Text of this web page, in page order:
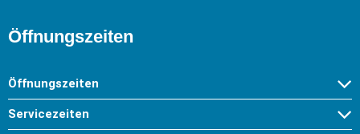
Öffnungszeiten
Öffnungszeiten
Servicezeiten